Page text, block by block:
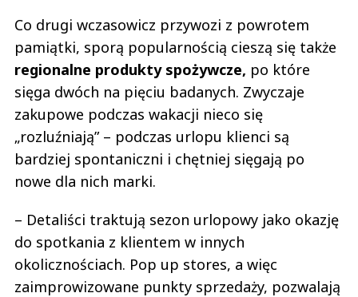
Co drugi wczasowicz przywozi z powrotem
pamiątki, sporą popularnością cieszą się także
regionalne produkty spożywcze, po które
sięga dwóch na pięciu badanych. Zwyczaje
zakupowe podczas wakacji nieco się
„rozluźniają” – podczas urlopu klienci są
bardziej spontaniczni i chętniej sięgają po
nowe dla nich marki.
– Detaliści traktują sezon urlopowy jako okazję
do spotkania z klientem w innych
okolicznościach. Pop up stores, a więc
zaimprowizowane punkty sprzedaży, pozwalają